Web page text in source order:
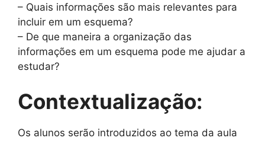
– Quais informações são mais relevantes para
incluir em um esquema?
– De que maneira a organização das
informações em um esquema pode me ajudar a
estudar?
Contextualização:
Os alunos serão introduzidos ao tema da aula